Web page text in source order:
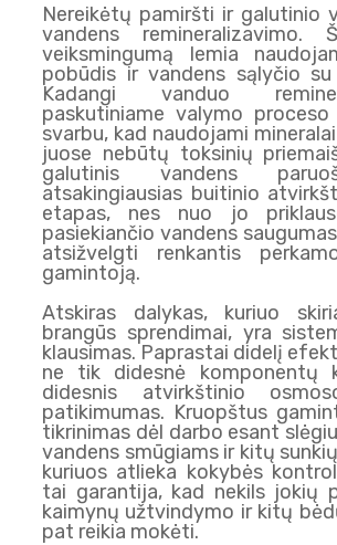
Nereikėtų pamiršti ir galutinio
vandens remineralizavimo.
veiksmingumą lemia
pobūdis ir vandens sąlyčio
Kadangi vanduo
paskutiniame valymo
svarbu, kad naudojami
juose nebūtų toksinių
galutinis vandens
atsakingiausias buitinio
etapas, nes nuo jo
pasiekiančio vandens
atsižvelgti renkantis
gamintoją.
Atskiras dalykas, kuriuo
brangūs sprendimai, yra
klausimas. Paprastai didelį
ne tik didesnė komponentų
didesnis atvirkštinio
patikimumas. Kruopštus
tikrinimas dėl darbo esant
vandens smūgiams ir kitų
kuriuos atlieka kokybės
tai garantija, kad nekils jokių
kaimynų užtvindymo ir kitų
pat reikia mokėti.